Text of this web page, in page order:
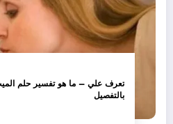
تعرف علي – ما هو تفسير حلم
بالتفصيل